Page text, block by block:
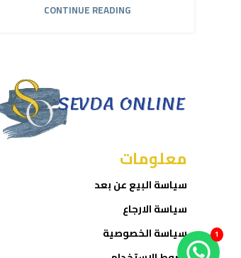
CONTINUE READING
معلومات
سياسة البيع عن بعد
سياسة الارجاع
سياسة الخصوصية
1